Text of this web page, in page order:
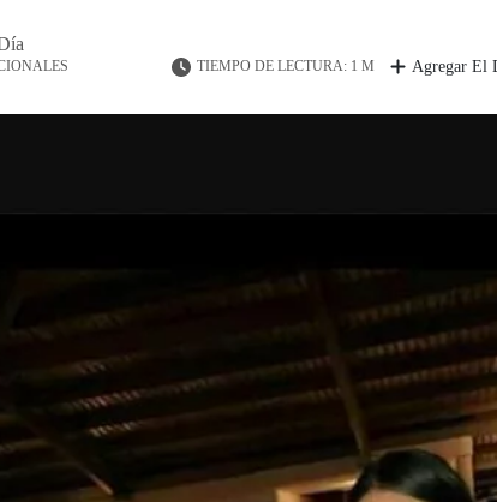
TIEMPO DE LECTURA: 1 M Agregar El